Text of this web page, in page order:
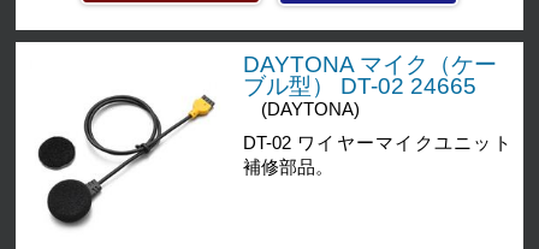
DAYTONA マイク（ケー
ブル型） DT-02 24665
(DAYTONA)
DT-02 ワイヤーマイクユニット
補修部品。